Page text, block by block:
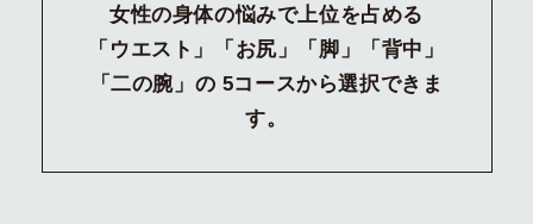
女性の身体の悩みで上位を占める
「ウエスト」「お尻」「脚」「背中」
「二の腕」の 5コースから選択できま
す。